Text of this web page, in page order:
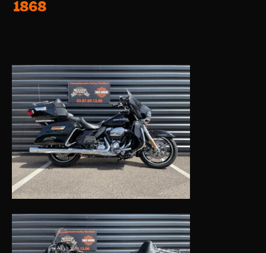
1868
certaines
fonctionnalités
disparaîtront
du site web.
Marketing
En partageant
vos centres
d'intérêt et
votre
comportement
lorsque vous
visitez notre
site, vous
augmentez les